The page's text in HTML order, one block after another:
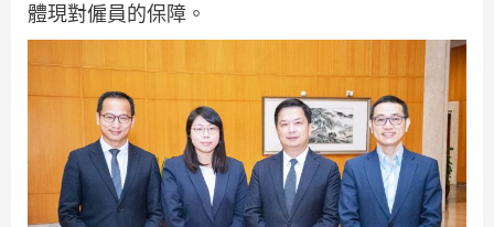
體現對僱員的保障。